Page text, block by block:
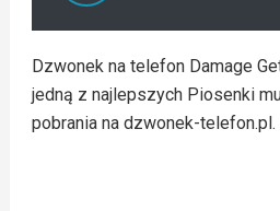
Dzwonek na telefon Damage
jedną z najlepszych Piosenki
pobrania na dzwonek-telefon.pl.